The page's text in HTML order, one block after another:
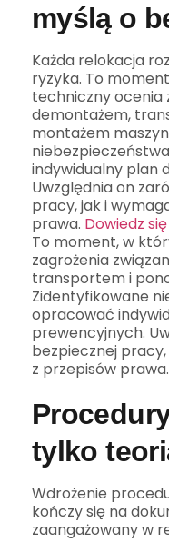
myślą o
Każda relokacja
ryzyka. To
techniczny ocenia
demontażem,
montażem
indywidualny plan
Uwzględnia on
pracy, jak i
prawa. Dowiedz
To moment, w
zagrożenia
transportem i
Zidentyfikowane
opracować
prewencyjnych.
bezpiecznej
z przepisów prawa.
tylko
Wdrożenie
kończy się na
zaangażowany w